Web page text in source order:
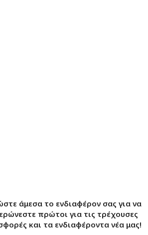
άμεσα το ενδιαφέρον σας για να
πρώτοι για τις τρέχουσες
και τα ενδιαφέροντα νέα μας!